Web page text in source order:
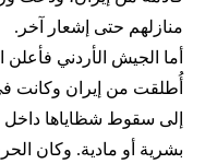
منازلهم حتى إشعار آخر.
أما الجيش الأردني
أُطلقت من إيران وكانت
إلى سقوط شظاياها داخل
بشرية أو مادية. وكان